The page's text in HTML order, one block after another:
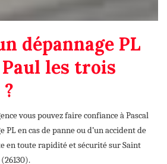
dépannage PL
les trois
vous pouvez faire confiance à Pascal
PL en cas de panne ou d’un accident de
en toute rapidité et sécurité sur Saint